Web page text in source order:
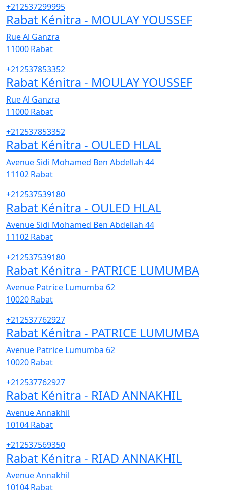
+212537299995
Rabat Kénitra - MOULAY YOUSSEF
Rue Al Ganzra
11000 Rabat
+212537853352
Rabat Kénitra - MOULAY YOUSSEF
Rue Al Ganzra
11000 Rabat
+212537853352
Rabat Kénitra - OULED HLAL
Avenue Sidi Mohamed Ben Abdellah 44
11102 Rabat
+212537539180
Rabat Kénitra - OULED HLAL
Avenue Sidi Mohamed Ben Abdellah 44
11102 Rabat
+212537539180
Rabat Kénitra - PATRICE LUMUMBA
Avenue Patrice Lumumba 62
10020 Rabat
+212537762927
Rabat Kénitra - PATRICE LUMUMBA
Avenue Patrice Lumumba 62
10020 Rabat
+212537762927
Rabat Kénitra - RIAD ANNAKHIL
Avenue Annakhil
10104 Rabat
+212537569350
Rabat Kénitra - RIAD ANNAKHIL
Avenue Annakhil
10104 Rabat